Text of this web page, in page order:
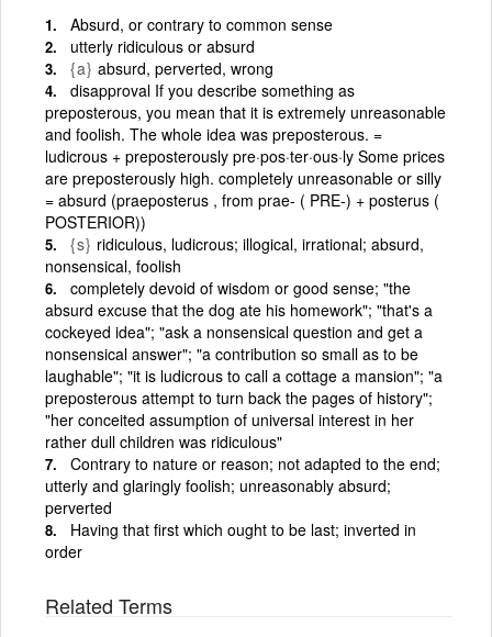
Absurd, or contrary to common sense
utterly ridiculous or absurd
{a} absurd, perverted, wrong
disapproval If you describe something as
preposterous, you mean that it is extremely unreasonable
and foolish. The whole idea was preposterous. =
ludicrous + preposterously pre·pos·ter·ous·ly Some prices
are preposterously high. completely unreasonable or silly
= absurd (praeposterus , from prae- ( PRE-) + posterus (
POSTERIOR))
{s} ridiculous, ludicrous; illogical, irrational; absurd,
nonsensical, foolish
completely devoid of wisdom or good sense; "the
absurd excuse that the dog ate his homework"; "that's a
cockeyed idea"; "ask a nonsensical question and get a
nonsensical answer"; "a contribution so small as to be
laughable"; "it is ludicrous to call a cottage a mansion"; "a
preposterous attempt to turn back the pages of history";
"her conceited assumption of universal interest in her
rather dull children was ridiculous"
Contrary to nature or reason; not adapted to the end;
utterly and glaringly foolish; unreasonably absurd;
perverted
Having that first which ought to be last; inverted in
order
Related Terms